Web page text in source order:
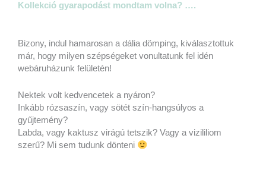
Kollekció gyarapodást mondtam volna? ….
Bizony, indul hamarosan a dália dömping, kiválasztottuk
már, hogy milyen szépségeket vonultatunk fel idén
webáruházunk felületén!
Nektek volt kedvencetek a nyáron?
Inkább rózsaszín, vagy sötét szín-hangsúlyos a
gyűjtemény?
Labda, vagy kaktusz virágú tetszik? Vagy a vizililiom
szerű? Mi sem tudunk dönteni